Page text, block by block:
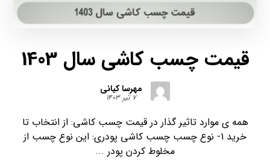
قیمت چسب کاشی سال 1403
مهرسا کیانی
۷ تیر ۱۴۰۳
همه ی موارد تاثیر گذار در قیمت چسب کاشی: از انتخاب تا
خرید 1- نوع چسب چسب کاشی پودری: این نوع چسب از
مخلوط کردن پودر ...